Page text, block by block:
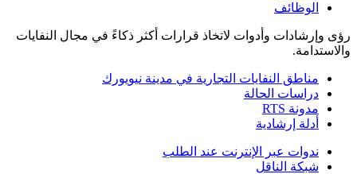
الوظائف
رؤى وإرشادات وأدوات لاتخاذ قرارات أكثر ذكاءً في مجال النفايات
والاستدامة.
مناطق النفايات التجارية في مدينة نيويورك
دراسات الحالة
مدونة RTS
أدلة إرشادية
ندوات عبر الإنترنت عند الطلب
شبكة الناقل